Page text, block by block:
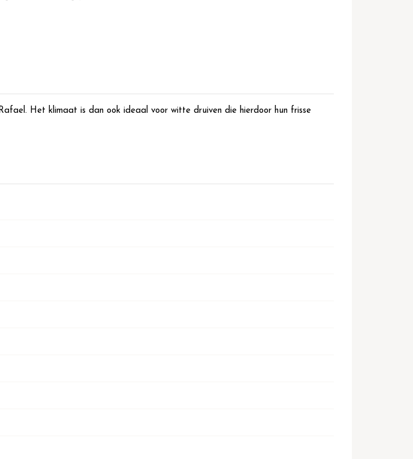
Het klimaat is dan ook ideaal voor witte druiven die hierdoor hun frisse